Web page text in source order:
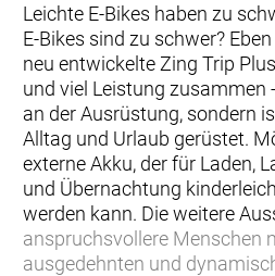
Leichte E-Bikes haben zu
E-Bikes sind zu schwer?
neu entwickelte Zing Trip
und viel Leistung zusammen
an der Ausrüstung, sondern
Alltag und Urlaub gerüstet.
externe Akku, der für Laden,
und Übernachtung
werden kann. Die weitere
anspruchsvollere Menschen
ausgedehnten und